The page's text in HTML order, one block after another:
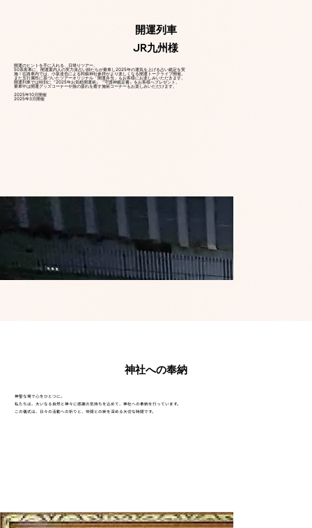
開運列車
JR九州様
開運のヒントを手に入れる、日帰りツアー。
50系客車に、開運案内人の実力派占い師たちが乗車し2025年の運気を上げる占い鑑定を実
施！往路車内では、小坂達也による阿蘇神社参拝がより楽しくなる開運トークライブ開催。
また五行属性に基づいたツアーオリジナル「開運弁当」もお客様にお楽しみいただきます。
開運列車では特別に『2025年お気軽開運術』『守護神鑑定書』をお客様へプレゼント。
乗車中は開運グッズコーナーや旅の疲れを癒す施術コーナーもお楽しみいただけます。
​2025年10月開催
2025年3月開催
神社への奉納
神聖な場で心をひとつに。
私たちは、大いなる自然と神々に感謝の気持ちを込めて、神社への奉納を行っています。
この儀式は、日々の活動への祈りと、仲間との絆を深める大切な時間です。